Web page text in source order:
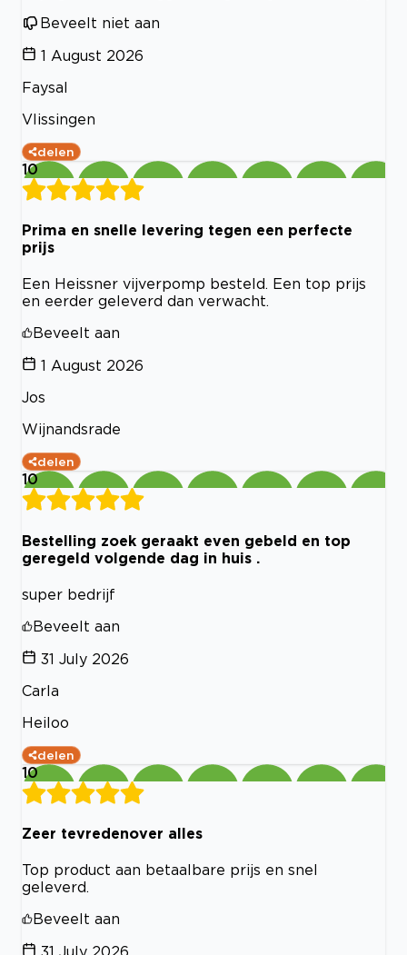
Beveelt niet aan
1 August 2026
Faysal
Vlissingen
delen
10
Prima en snelle levering tegen een perfecte
prijs
Een Heissner vijverpomp besteld. Een top prijs
en eerder geleverd dan verwacht.
Beveelt aan
1 August 2026
Jos
Wijnandsrade
delen
10
Bestelling zoek geraakt even gebeld en top
geregeld volgende dag in huis .
super bedrijf
Beveelt aan
31 July 2026
Carla
Heiloo
delen
10
Zeer tevredenover alles
Top product aan betaalbare prijs en snel
geleverd.
Beveelt aan